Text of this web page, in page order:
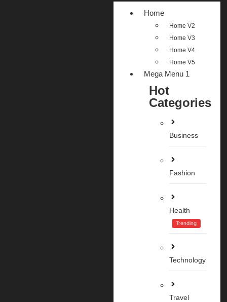
Home
Home V2
Home V3
Home V4
Home V5
Mega Menu 1
Hot
Categories
Business
Fashion
Health
Trending
Technology
Travel